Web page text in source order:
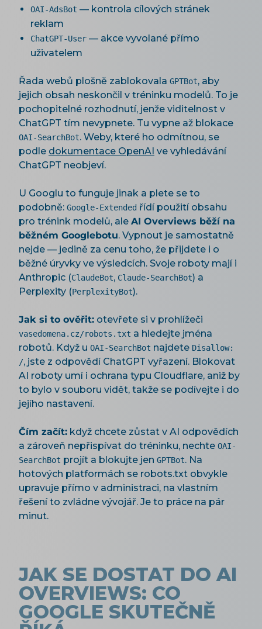
OAI-AdsBot — kontrola cílových stránek
reklam
ChatGPT-User — akce vyvolané přímo
uživatelem
Řada webů plošně zablokovala GPTBot, aby
jejich obsah neskončil v tréninku modelů. To je
pochopitelné rozhodnutí, jenže viditelnost v
ChatGPT tím nevypnete. Tu vypne až blokace
OAI-SearchBot. Weby, které ho odmítnou, se
podle dokumentace OpenAI ve vyhledávání
ChatGPT neobjeví.
U Googlu to funguje jinak a plete se to
podobně: Google-Extended řídí použití obsahu
pro trénink modelů, ale AI Overviews běží na
běžném Googlebotu. Vypnout je samostatně
nejde — jedině za cenu toho, že přijdete i o
běžné úryvky ve výsledcích. Svoje roboty mají i
Anthropic (ClaudeBot, Claude-SearchBot) a
Perplexity (PerplexityBot).
Jak si to ověřit: otevřete si v prohlížeči
vasedomena.cz/robots.txt a hledejte jména
robotů. Když u OAI-SearchBot najdete Disallow:
/, jste z odpovědí ChatGPT vyřazení. Blokovat
AI roboty umí i ochrana typu Cloudflare, aniž by
to bylo v souboru vidět, takže se podívejte i do
jejího nastavení.
Čím začít: když chcete zůstat v AI odpovědích
a zároveň nepřispívat do tréninku, nechte OAI-
SearchBot projít a blokujte jen GPTBot. Na
hotových platformách se robots.txt obvykle
upravuje přímo v administraci, na vlastním
řešení to zvládne vývojář. Je to práce na pár
minut.
JAK SE DOSTAT DO AI
OVERVIEWS: CO
GOOGLE SKUTEČNĚ